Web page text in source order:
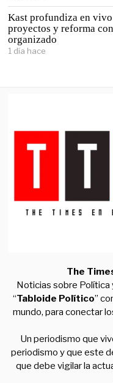
Kast profundiza en
proyectos y reforma
organizado
1 día hace
The
Noticias sobre Política
“Tabloide Político”
mundo, para conectar
Un periodismo que
periodismo y que este
que debe vigilar la